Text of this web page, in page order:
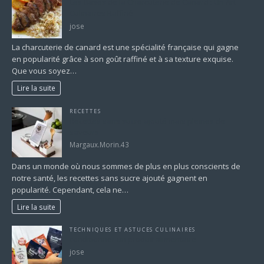
jose
La charcuterie de canard est une spécialité française qui gagne
en popularité grâce à son goût raffiné et à sa texture exquise.
Que vous soyez…
Lire la suite
RECETTES
Margaux.Morin.43
Dans un monde où nous sommes de plus en plus conscients de
notre santé, les recettes sans sucre ajouté gagnent en
popularité. Cependant, cela ne…
Lire la suite
TECHNIQUES ET ASTUCES CULINAIRES
jose